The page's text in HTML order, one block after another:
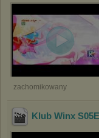
zachomikowany
Klub Winx